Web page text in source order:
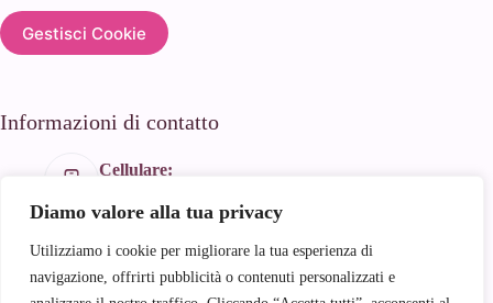
Diamo valore alla tua privacy
Utilizziamo i cookie per migliorare la tua esperienza di
navigazione, offrirti pubblicità o contenuti personalizzati e
Gestisci Cookie
Informazioni di contatto
Cellulare:
Email:
info@andyhandmade.it
Indirizzo:
Andy handmade srls Via castagna 51 80026